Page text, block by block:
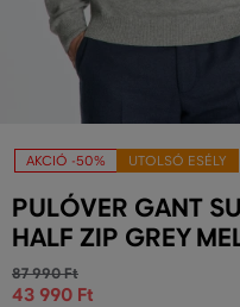
AKCIÓ -50% UTOLSÓ ESÉLY
PULÓVER GANT
HALF ZIP GREY
87 990 Ft
43 990 Ft